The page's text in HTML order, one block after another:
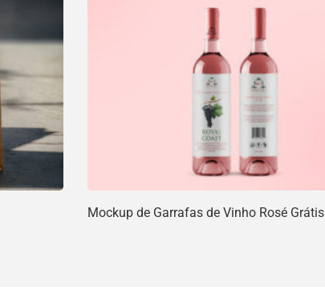
Mockup de Garrafas de Vinho Rosé Grátis